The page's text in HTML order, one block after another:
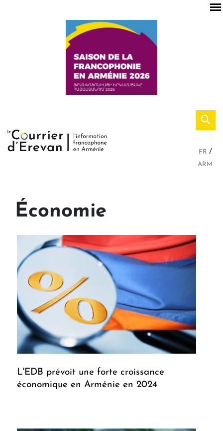
FR
ARM
Économie
L'EDB prévoit une forte croissance
économique en Arménie en 2024